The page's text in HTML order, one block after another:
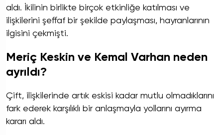
aldı. İkilinin birlikte birçok etkinliğe katılması ve
ilişkilerini şeffaf bir şekilde paylaşması, hayranlarının
ilgisini çekmişti.
Meriç Keskin ve Kemal Varhan neden
ayrıldı?
Çift, ilişkilerinde artık eskisi kadar mutlu olmadıklarını
fark ederek karşılıklı bir anlaşmayla yollarını ayırma
kararı aldı.